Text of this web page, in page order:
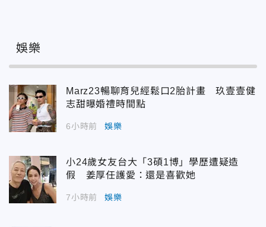
娛樂
Marz23暢聊育兒經鬆口2胎計畫 玖壹壹健
志甜曝婚禮時間點
6小時前 娛樂
小24歲女友台大「3碩1博」學歷遭疑造
假 姜厚任護愛：還是喜歡她
7小時前 娛樂